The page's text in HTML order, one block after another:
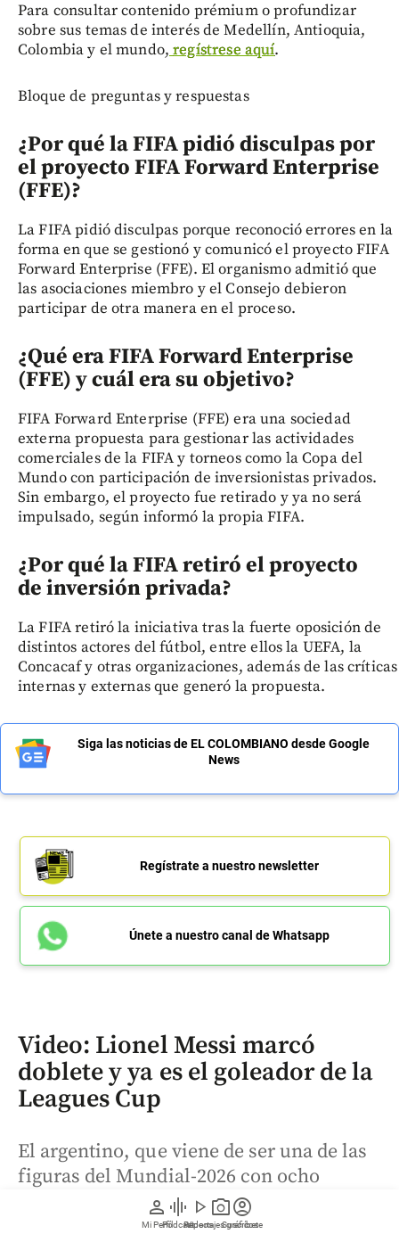
person
Mi Perfil
graphic_eq
Pódcast
play_arrow
Videos
photo_camera
Reportajes gráficos
account_circle
Suscríbete
Para consultar contenido prémium o profundizar
sobre sus temas de interés de Medellín, Antioquia,
Colombia y el mundo, regístrese aquí.
Bloque de preguntas y respuestas
¿Por qué la FIFA pidió disculpas por
el proyecto FIFA Forward Enterprise
(FFE)?
La FIFA pidió disculpas porque reconoció errores en la
forma en que se gestionó y comunicó el proyecto FIFA
Forward Enterprise (FFE). El organismo admitió que
las asociaciones miembro y el Consejo debieron
participar de otra manera en el proceso.
¿Qué era FIFA Forward Enterprise
(FFE) y cuál era su objetivo?
FIFA Forward Enterprise (FFE) era una sociedad
externa propuesta para gestionar las actividades
comerciales de la FIFA y torneos como la Copa del
Mundo con participación de inversionistas privados.
Sin embargo, el proyecto fue retirado y ya no será
impulsado, según informó la propia FIFA.
¿Por qué la FIFA retiró el proyecto
de inversión privada?
La FIFA retiró la iniciativa tras la fuerte oposición de
distintos actores del fútbol, entre ellos la UEFA, la
Concacaf y otras organizaciones, además de las críticas
internas y externas que generó la propuesta.
Siga las noticias de EL COLOMBIANO desde Google
News
Regístrate a nuestro newsletter
Únete a nuestro canal de Whatsapp
Video: Lionel Messi marcó
doblete y ya es el goleador de la
Leagues Cup
El argentino, que viene de ser una de las
figuras del Mundial-2026 con ocho
tantos, marcó esta vez para su equipo
Inter Miami, en la victoria 4-2 ante el